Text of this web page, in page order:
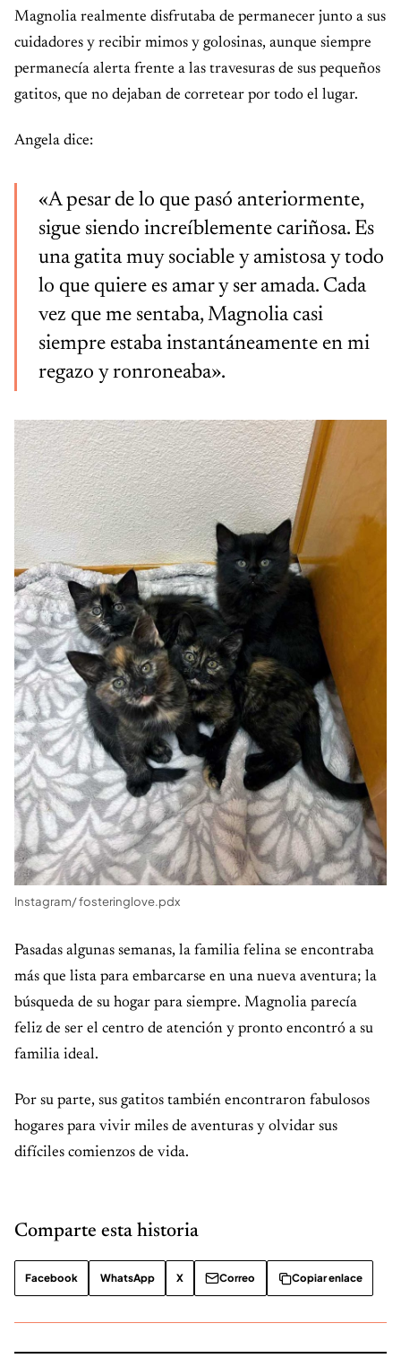
Magnolia realmente disfrutaba de permanecer junto a sus
cuidadores y recibir mimos y golosinas, aunque siempre
permanecía alerta frente a las travesuras de sus pequeños
gatitos, que no dejaban de corretear por todo el lugar.
Angela dice:
«A pesar de lo que pasó anteriormente,
sigue siendo increíblemente cariñosa. Es
una gatita muy sociable y amistosa y todo
lo que quiere es amar y ser amada. Cada
vez que me sentaba, Magnolia casi
siempre estaba instantáneamente en mi
regazo y ronroneaba».
Instagram/ fosteringlove.pdx
Pasadas algunas semanas, la familia felina se encontraba
más que lista para embarcarse en una nueva aventura; la
búsqueda de su hogar para siempre. Magnolia parecía
feliz de ser el centro de atención y pronto encontró a su
familia ideal.
Por su parte, sus gatitos también encontraron fabulosos
hogares para vivir miles de aventuras y olvidar sus
difíciles comienzos de vida.
Comparte esta historia
Facebook WhatsApp X Correo Copiar enlace